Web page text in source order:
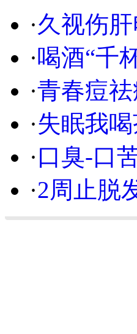
·久视伤
·喝酒“千
·青春痘
·失眠我
·口臭-口
·2周止脱